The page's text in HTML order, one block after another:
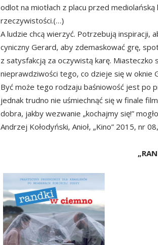
odlot na miotłach z placu przed
rzeczywistości.(…)
A ludzie chcą wierzyć. Potrzebują inspiracji,
cyniczny Gerard, aby zdemaskować grę,
z satysfakcją za oczywistą karę.
nieprawdziwości tego, co dzieje się w oknie
Być może tego rodzaju baśniowość jest po
jednak trudno nie uśmiechnąć się w finale
dobra, jakby wezwanie „kochajmy się!”
Andrzej Kołodyński, Anioł, „Kino” 2015, nr